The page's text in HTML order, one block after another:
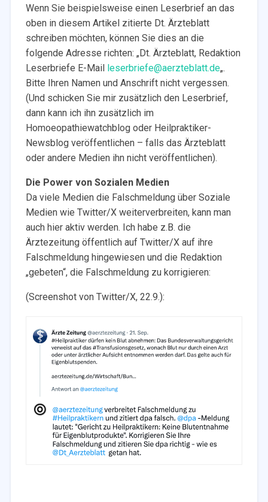
Wenn Sie beispielsweise einen Leserbrief an das
oben in diesem Artikel zitierte Dt. Ärzteblatt
schreiben möchten, können Sie dies an die
folgende Adresse richten: „Dt. Ärzteblatt, Redaktion
Leserbriefe E-Mail
leserbriefe@aerzteblatt.de„.
Bitte Ihren Namen und Anschrift nicht vergessen.
(Und schicken Sie mir zusätzlich den Leserbrief,
dann kann ich ihn zusätzlich im
Homoeopathiewatchblog oder Heilpraktiker-
Newsblog veröffentlichen – falls das Ärzteblatt
oder andere Medien ihn nicht veröffentlichen).
Die Power von Sozialen Medien
Da viele Medien die Falschmeldung über Soziale
Medien wie Twitter/X weiterverbreiten, kann man
auch hier aktiv werden. Ich habe z.B. die
Ärztezeitung öffentlich auf Twitter/X auf ihre
Falschmeldung hingewiesen und die Redaktion
„gebeten“, die Falschmeldung zu korrigieren:
(Screenshot von Twitter/X, 22.9.):